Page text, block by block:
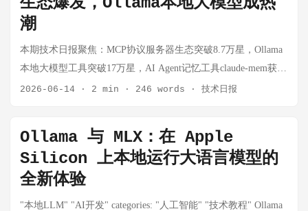
潮
本期技术日报聚焦：MCP协议服务器生态突破8.7万星，Ollama
本地大模型工具突破17万星，AI Agent记忆工具claude-mem获
8.2万星，同时收录高频交易机器人freqtrade。
2026-06-14 · 2 min · 246 words · 技术日报
Ollama 与 MLX：在 Apple
Silicon 上本地运行大语言模型的
全新体验
"本地LLM" "AI开发" categories: "人工智能" "技术教程" Ollama